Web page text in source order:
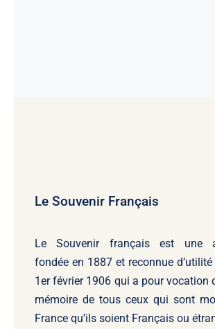
Le Souvenir Français
Le Souvenir françaisest une
fondée en 1887 et reconnue
1er février 1906 qui a pour vocation
mémoire de tous ceux qui sont
France qu’ils soient Français ou